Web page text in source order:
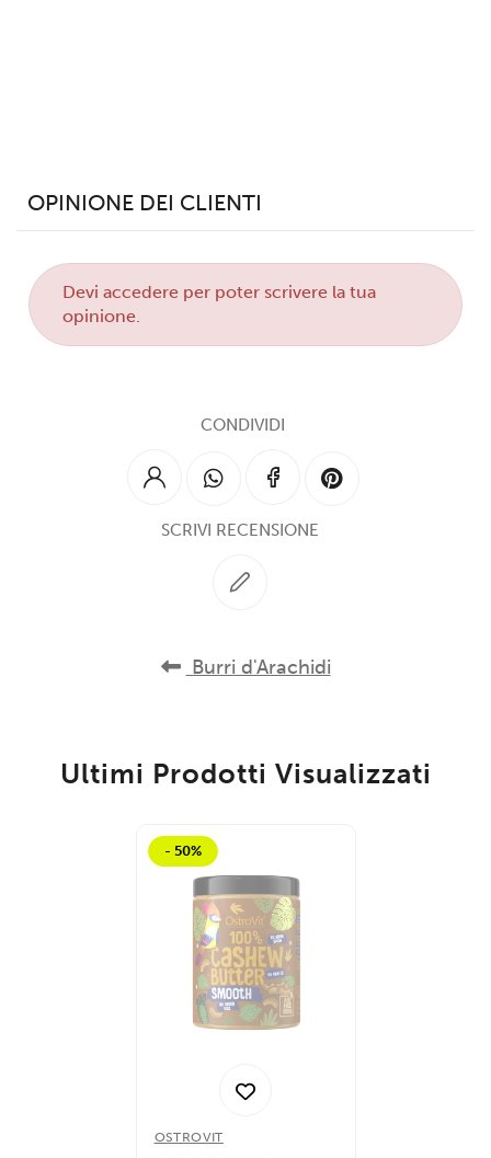
OPINIONE DEI CLIENTI
Deviaccedere per poter scrivere la tua
opinione.
CONDIVIDI
SCRIVI RECENSIONE
Burri d'Arachidi
Ultimi Prodotti Visualizzati
- 50%
OSTROVIT